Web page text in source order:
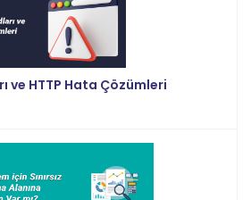
ve HTTP Hata Çözümleri